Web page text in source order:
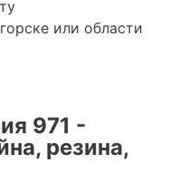
или области
971 -
резина,